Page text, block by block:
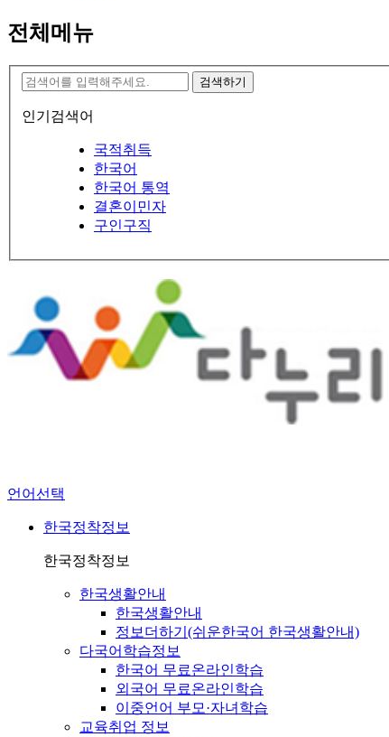
전체메뉴
검색하기
인기검색어
국적취득
한국어
한국어 통역
결혼이민자
구인구직
언어선택
한국정착정보
한국정착정보
한국생활안내
한국생활안내
정보더하기(쉬운한국어 한국생활안내)
다국어학습정보
한국어 무료온라인학습
외국어 무료온라인학습
이중언어 부모·자녀학습
교육취업 정보